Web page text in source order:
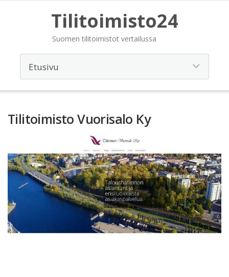
Tilitoimisto24
Suomen tilitoimistot vertailussa
Tilitoimisto Vuorisalo Ky